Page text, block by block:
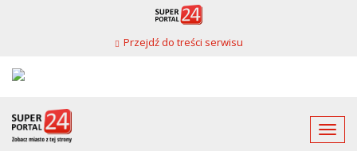
Przejdź do treści serwisu